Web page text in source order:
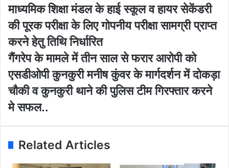
o
r
E
m
a
i
a
d
d
मा
मि
क
क्षा
मं
ड
ल
के
हा
ई
माध्यमिक शिक्षा मंडल के हाई स्कूल व हायर सेकेंडरी
की पूरक परीक्षा के लिए गोपनीय परीक्षा सामग्री प्राप्त
करने हेतु तिथि निर्धारित
गैं
रे
प
मा
में
ती
गैंगरेप के मामले में तीन साल से फरार आरोपी को
एसडीओपी कुनकुरी मनीष कुंवर के मार्गदर्शन में दोकड़ा
चौकी व कुनकुरी थाने की पुलिस टीम गिरफ्तार करने
मे सफल..
Related Articles